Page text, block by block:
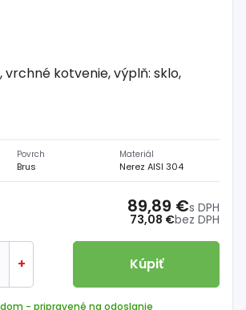
vrchné kotvenie, výplň: sklo,
Povrch
Brus
Materiál
Nerez AISI 304
73,08 €bez DPH
89,89 €s DPH
+ Kúpiť
- pripravené na odoslanie